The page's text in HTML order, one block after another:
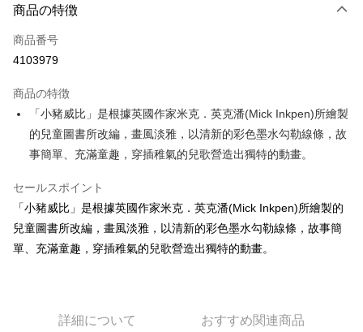
クレジットカード1回払い
コンビニ店頭代金引換
Apple Pay
JKOPAY
一、 AFTEE代金後払いについて
1.お支払い方法でAFTEE代金後払いを選択すると、携帯電話認証ウィンド
4.ご注文が完了すると、携帯に支払い通知のSMSが届きます。アプリ会員
ATM払い
全家付款取貨
商品の特徴
商品番号
4103979
商品の特徴
「小豬威比」是根據英國作家米克．英克潘(Mick Inkpen)所繪製
的兒童圖書所改編，畫風淡雅，以清新的彩色墨水勾勒線條，故
事簡單、充滿童趣，穿插稚氣的兒歌營造出獨特的動畫。
セールスポイント
「小豬威比」是根據英國作家米克．英克潘(Mick Inkpen)所繪製的
兒童圖書所改編，畫風淡雅，以清新的彩色墨水勾勒線條，故事簡
單、充滿童趣，穿插稚氣的兒歌營造出獨特的動畫。
詳細について おすすめ関連商品